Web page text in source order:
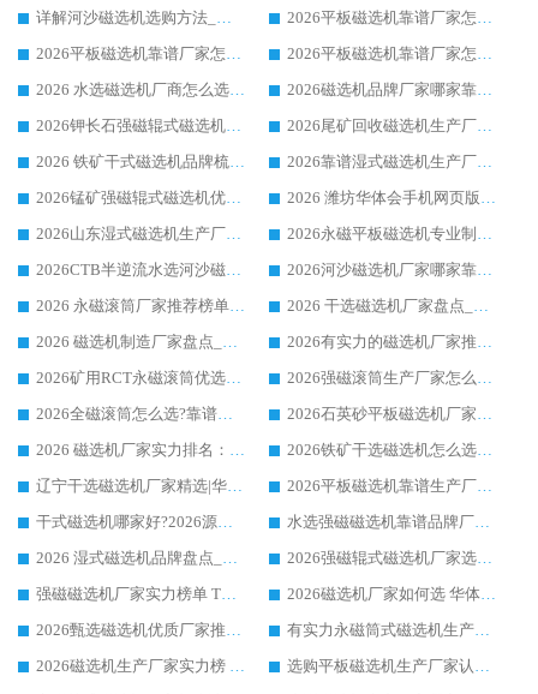
详解河沙磁选机选购方法_除铁器品牌及华体会手机网页版-华体会(中国) 企业解析
2026平板磁选机靠谱厂家怎么选？华体会手机网页版-华体会(中国) 凭硬实力甄选合作品牌
2026平板磁选机靠谱厂家怎么选？华体会手机网页版-华体会(中国) 凭硬实力甄选合作品牌
2026平板磁选机靠谱厂家怎么选？华体会手机网页版-华体会(中国) 凭硬实力甄选合作品牌
2026 水选磁选机厂商怎么选 潍坊华体会手机网页版-华体会(中国) 技术实力强
2026磁选机品牌厂家哪家靠谱?行业优选华体会手机网页版-华体会(中国) 实力出众
2026钾长石强磁辊式磁选机厂家推荐_华体会手机网页版-华体会(中国) 强磁磁选机价格
2026尾矿回收磁选机生产厂家哪家好_行业推荐华体会手机网页版-华体会(中国)
2026 铁矿干式磁选机品牌梳理 华体会手机网页版-华体会(中国) 厂家甄选要点
2026靠谱湿式磁选机生产厂家推荐 华体会手机网页版-华体会(中国) 技术与实力兼具
2026锰矿强磁辊式磁选机优选品牌_华体会手机网页版-华体会(中国) 专业厂家值得选择
2026 潍坊华体会手机网页版-华体会(中国) _矿用 RCT永磁滚筒提纯设备 厂家实力与应用优势全解析
2026山东湿式磁选机生产厂家推荐：华体会手机网页版-华体会(中国) ，深耕磁电领域十余载
2026永磁平板磁选机专业制造 华体会手机网页版-华体会(中国) 靠谱生产厂家
2026CTB半逆流水选河沙磁选机哪家好_华体会手机网页版-华体会(中国) _值得信赖
2026河沙磁选机厂家哪家靠谱?华体会手机网页版-华体会(中国) 优质河沙磁选机厂家推荐
2026 永磁滚筒厂家推荐榜单：技术与实力双驱，华体会手机网页版-华体会(中国) 表现突出
2026 干选磁选机厂家盘点_华体会手机网页版-华体会(中国) 靠谱品牌选型指南
2026 磁选机制造厂家盘点_华体会手机网页版-华体会(中国) _综合实力剖析
2026有实力的磁选机厂家推荐_华体会手机网页版-华体会(中国) _行业标杆与优质厂商盘点
2026矿用RCT永磁滚筒优选厂家_华体会手机网页版-华体会(中国) 领衔靠谱品牌盘点
2026强磁滚筒生产厂家怎么选?行业口碑推荐华体会手机网页版-华体会(中国)
2026全磁滚筒怎么选?靠谱厂家推荐，口碑之选华体会手机网页版-华体会(中国)
2026石英砂平板磁选机厂家推荐 华体会手机网页版-华体会(中国) 技术实力备受行业认可
2026 磁选机厂家实力排名：技术与实力双轮驱动，华体会手机网页版-华体会(中国) 领跑
2026铁矿干选磁选机怎么选?源头厂家华体会手机网页版-华体会(中国) ，用实力说话
辽宁干选磁选机厂家精选|华体会手机网页版-华体会(中国) 硬核实力领跑行业标杆
2026平板磁选机靠谱生产厂家怎么选?行业标杆华体会手机网页版-华体会(中国) ，凭硬实力脱颖而出
干式磁选机哪家好?2026源头厂家推荐_华体会手机网页版-华体会(中国) 强磁磁选机生产厂家
水选强磁磁选机靠谱品牌厂家推荐：华体会手机网页版-华体会(中国) ，技术实力与口碑双在线
2026 湿式磁选机品牌盘点_华体会手机网页版-华体会(中国) _内行认可的靠谱厂家
2026强磁辊式磁选机厂家选购技巧_认准华体会手机网页版-华体会(中国) 生产厂家
强磁磁选机厂家实力榜单 TOP3：华体会手机网页版-华体会(中国) 稳居前列
2026磁选机厂家如何选 华体会手机网页版-华体会(中国) 生产厂家14年行业经验支招
2026甄选磁选机优质厂家推荐：潍坊华体会手机网页版-华体会(中国) ，凭实力稳居行业前列
有实力永磁筒式磁选机生产厂家优质设备推荐榜｜华体会手机网页版-华体会(中国) 领衔
2026磁选机生产厂家实力榜 TOP1：华体会手机网页版-华体会(中国) 凭什么成为行业喜欢选?
选购平板磁选机生产厂家认准华体会手机网页版-华体会(中国) 老牌生产厂家收获众多回头客